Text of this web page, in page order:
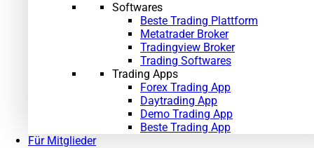
Softwares
Beste Trading Plattform
Metatrader Broker
Tradingview Broker
Trading Softwares
Trading Apps
Forex Trading App
Daytrading App
Demo Trading App
Beste Trading App
Für Mitglieder